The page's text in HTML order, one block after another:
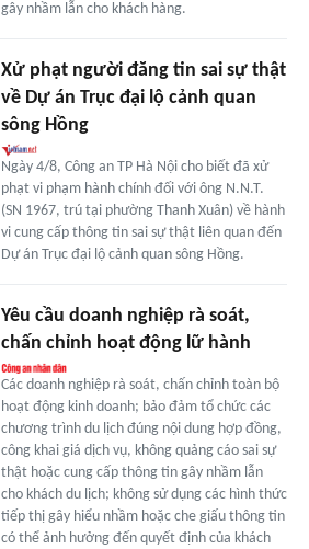
gây nhầm lẫn cho khách hàng.
Xử phạt người đăng tin sai sự thật
về Dự án Trục đại lộ cảnh quan
sông Hồng
Ngày 4/8, Công an TP Hà Nội cho biết đã xử
phạt vi phạm hành chính đối với ông N.N.T.
(SN 1967, trú tại phường Thanh Xuân) về hành
vi cung cấp thông tin sai sự thật liên quan đến
Dự án Trục đại lộ cảnh quan sông Hồng.
Yêu cầu doanh nghiệp rà soát,
chấn chỉnh hoạt động lữ hành
Các doanh nghiệp rà soát, chấn chỉnh toàn bộ
hoạt động kinh doanh; bảo đảm tổ chức các
chương trình du lịch đúng nội dung hợp đồng,
công khai giá dịch vụ, không quảng cáo sai sự
thật hoặc cung cấp thông tin gây nhầm lẫn
cho khách du lịch; không sử dụng các hình thức
tiếp thị gây hiểu nhầm hoặc che giấu thông tin
có thể ảnh hưởng đến quyết định của khách